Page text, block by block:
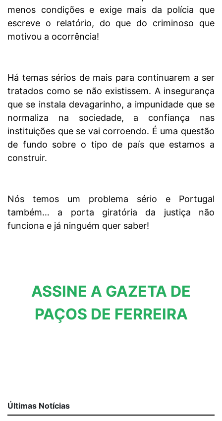
menos condições e exige mais da polícia que
escreve o relatório, do que do criminoso que
motivou a ocorrência!
Há temas sérios de mais para continuarem a ser
tratados como se não existissem. A insegurança
que se instala devagarinho, a impunidade que se
normaliza na sociedade, a confiança nas
instituições que se vai corroendo. É uma questão
de fundo sobre o tipo de país que estamos a
construir.
Nós temos um problema sério e Portugal
também… a porta giratória da justiça não
funciona e já ninguém quer saber!
ASSINE A GAZETA DE
PAÇOS DE FERREIRA
Últimas Notícias